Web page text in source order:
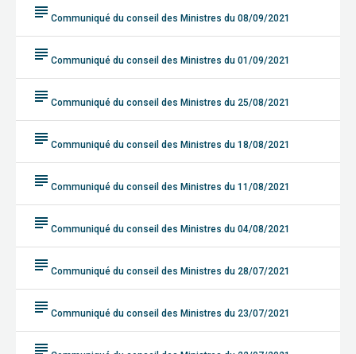
subject Communiqué du conseil des Ministres du 08/09/2021
subject Communiqué du conseil des Ministres du 01/09/2021
subject Communiqué du conseil des Ministres du 25/08/2021
subject Communiqué du conseil des Ministres du 18/08/2021
subject Communiqué du conseil des Ministres du 11/08/2021
subject Communiqué du conseil des Ministres du 04/08/2021
subject Communiqué du conseil des Ministres du 28/07/2021
subject Communiqué du conseil des Ministres du 23/07/2021
subject